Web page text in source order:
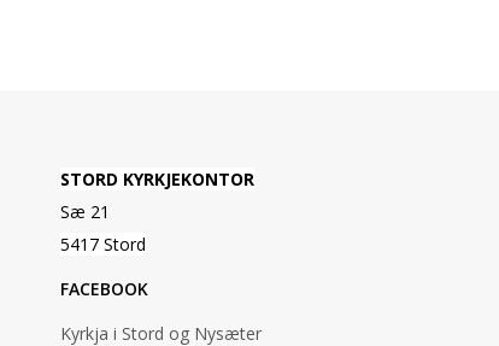
STORD KYRKJEKONTOR
Sæ 21
5417 Stord
FACEBOOK
Kyrkja i Stord og Nysæter